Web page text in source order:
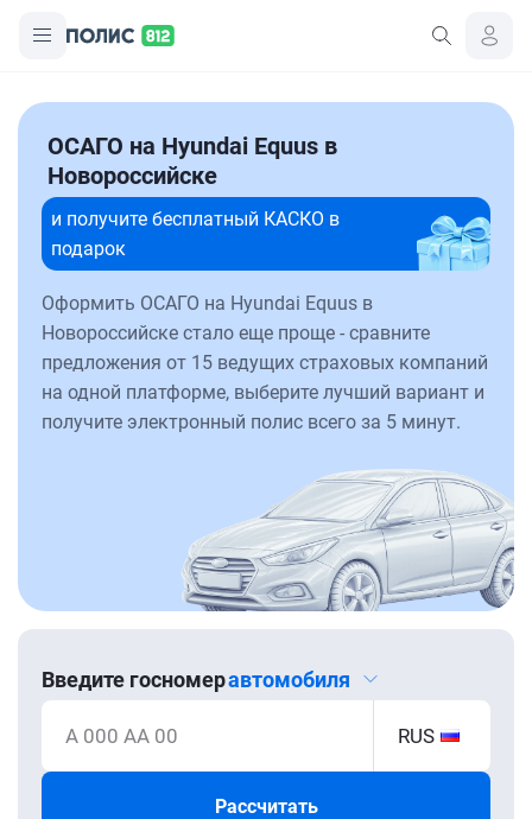
ОСАГО на Hyundai Equus в
Новороссийске
и получите бесплатный КАСКО в
подарок
Оформить ОСАГО на Hyundai Equus в
Новороссийске стало еще проще - сравните
предложения от 15 ведущих страховых компаний
на одной платформе, выберите лучший вариант и
получите электронный полис всего за 5 минут.
Введите госномеравтомобиля
А 000 АА 00 RUS
Рассчитать